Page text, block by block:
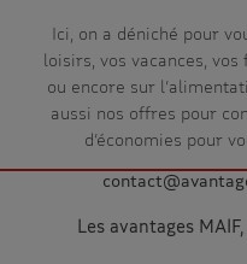
Ici, on a déniché pour
loisirs, vos vacances,
ou encore sur
aussi nos offres pour
d’économies pour
Les avantages